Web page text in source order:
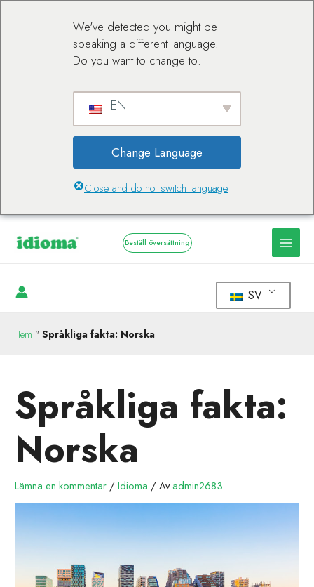
We've detected you might be
speaking a different language.
Do you want to change to:
EN
Change Language
Close and do not switch language
Beställ översättning
SV
Hem " Språkliga fakta: Norska
Språkliga fakta:
Norska
Lämna en kommentar /Idioma / Avadmin2683